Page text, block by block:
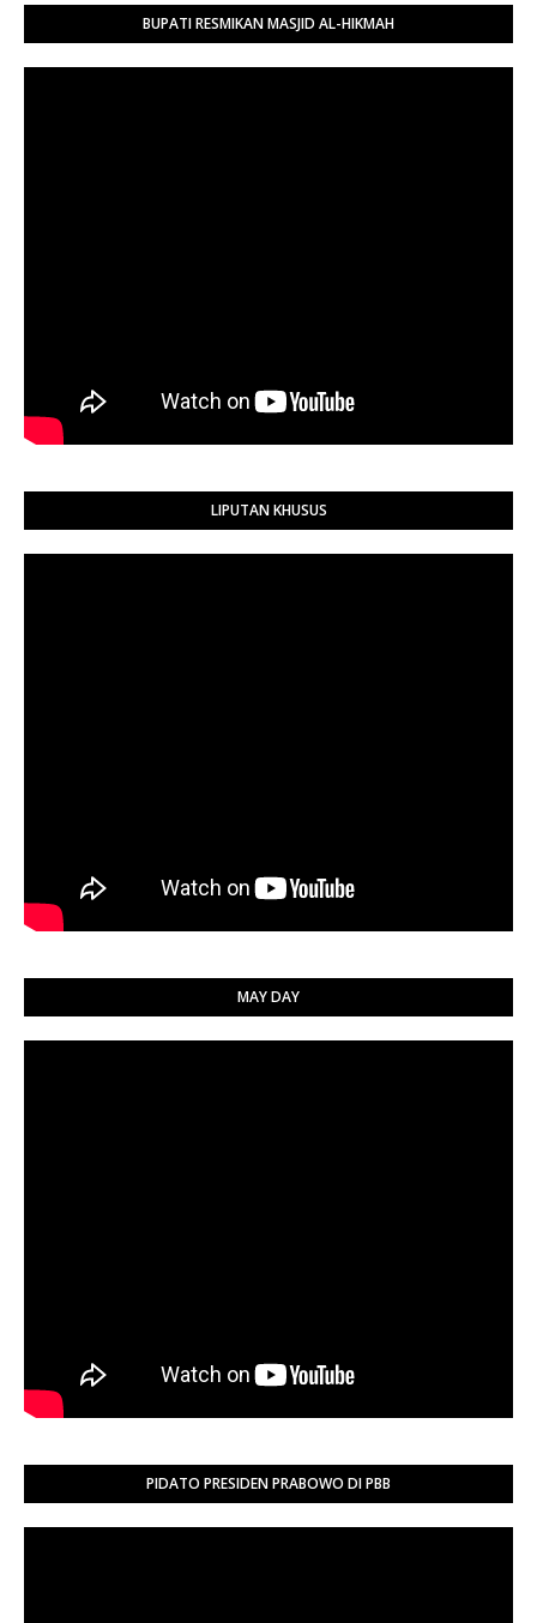
BUPATI RESMIKAN MASJID AL-HIKMAH
LIPUTAN KHUSUS
MAY DAY
PIDATO PRESIDEN PRABOWO DI PBB